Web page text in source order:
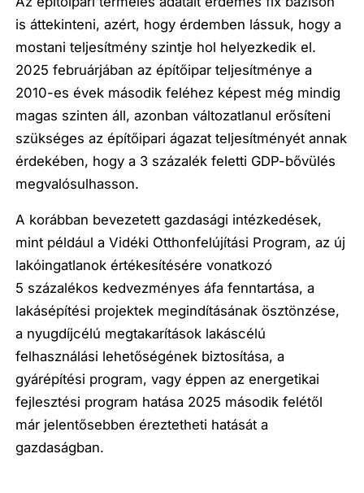
is áttekinteni, azért, hogy érdemben lássuk, hogy a
mostani teljesítmény szintje hol helyezkedik el.
2025 februárjában az építőipar teljesítménye a
2010-es évek második feléhez képest még mindig
magas szinten áll, azonban változatlanul erősíteni
szükséges az építőipari ágazat teljesítményét annak
érdekében, hogy a 3 százalék feletti GDP-bővülés
megvalósulhasson.
A korábban bevezetett gazdasági intézkedések,
mint például a Vidéki Otthonfelújítási Program, az új
lakóingatlanok értékesítésére vonatkozó
5 százalékos kedvezményes áfa fenntartása, a
lakásépítési projektek megindításának ösztönzése,
a nyugdíjcélú megtakarítások lakáscélú
felhasználási lehetőségének biztosítása, a
gyárépítési program, vagy éppen az energetikai
fejlesztési program hatása 2025 második felétől
már jelentősebben éreztetheti hatását a
gazdaságban.